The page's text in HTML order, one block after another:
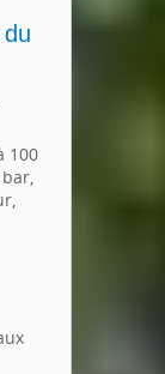
100